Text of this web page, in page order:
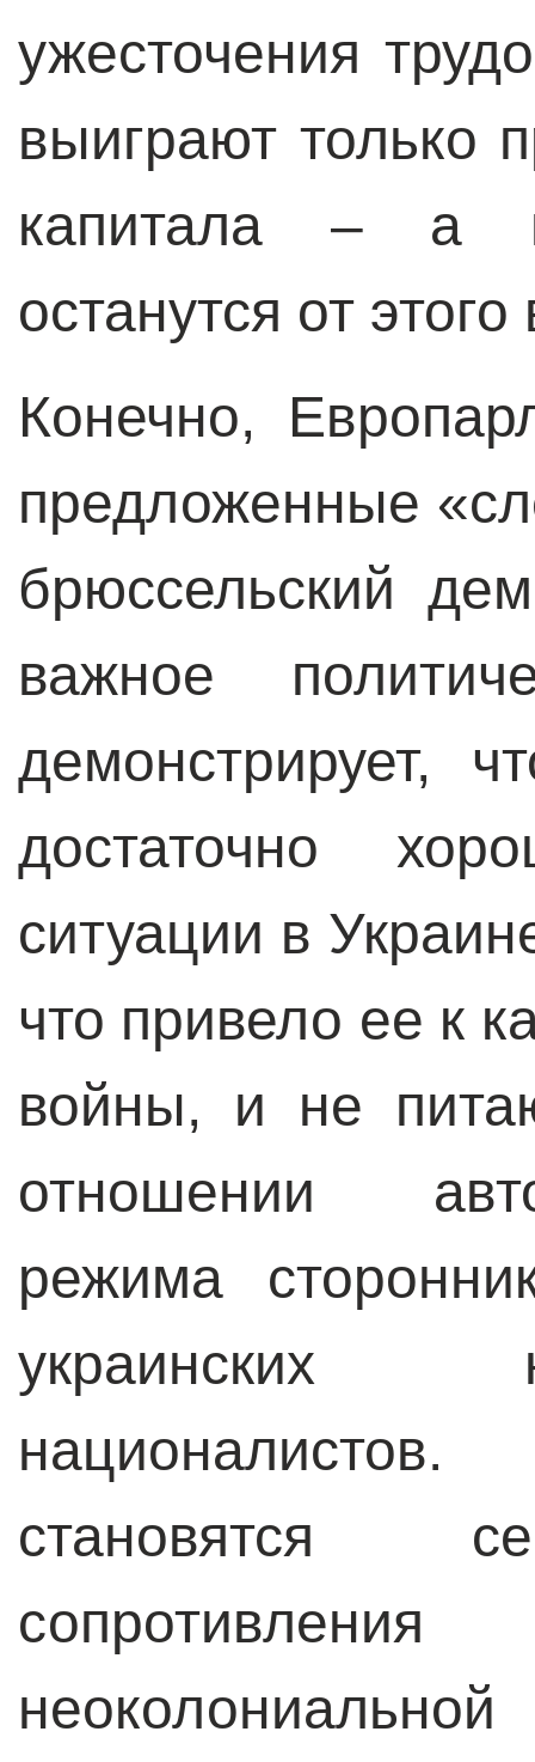
ужесточения
выиграют только
капитала – а
останутся от
Конечно,
предложенные
брюссельский
важное
демонстрирует,
достаточно
ситуации в
что привело ее к
войны, и не
отношении
режима
украинских
становятся
неоколониальной